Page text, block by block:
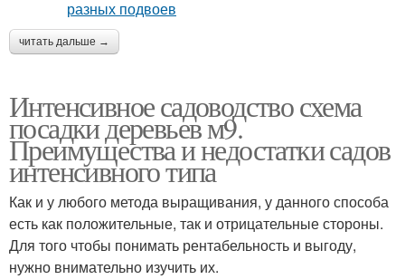
читать дальше →
Интенсивное садоводство схема
посадки деревьев м9.
Преимущества и недостатки садов
интенсивного типа
Как и у любого метода выращивания, у данного способа
есть как положительные, так и отрицательные стороны.
Для того чтобы понимать рентабельность и выгоду,
нужно внимательно изучить их.